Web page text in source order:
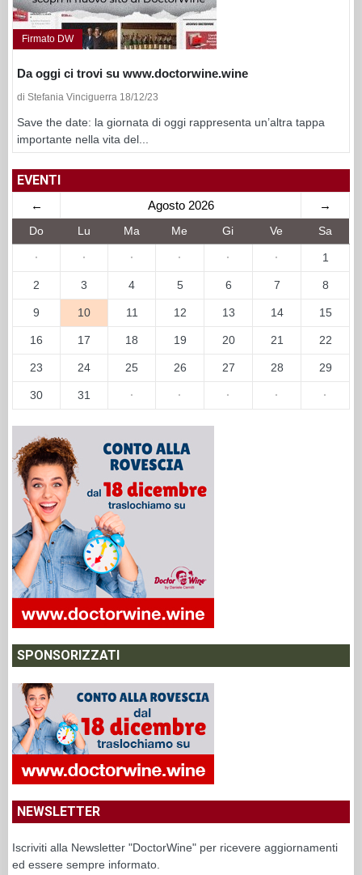
Firmato DW
Da oggi ci trovi su www.doctorwine.wine
di Stefania Vinciguerra 18/12/23
Save the date: la giornata di oggi rappresenta un’altra tappa
importante nella vita del...
EVENTI
← Agosto 2026 →
Do Lu Ma Me Gi Ve Sa
· · · · · · 1
2 3 4 5 6 7 8
9 10 11 12 13 14 15
16 17 18 19 20 21 22
23 24 25 26 27 28 29
30 31 · · · · ·
SPONSORIZZATI
NEWSLETTER
Iscriviti alla Newsletter "DoctorWine" per ricevere aggiornamenti
ed essere sempre informato.